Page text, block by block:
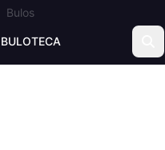
Bulos
BULOTECA